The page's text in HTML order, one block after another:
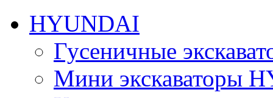
HYUNDAI
Гусеничные
Мини экскаваторы